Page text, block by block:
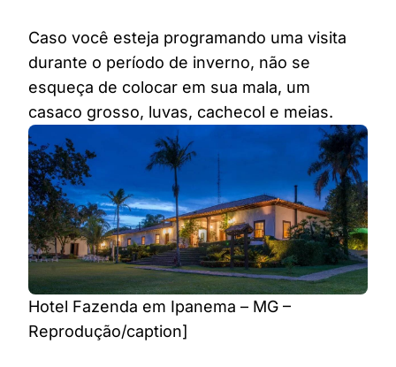
Caso você esteja programando uma visita
durante o período de inverno, não se
esqueça de colocar em sua mala, um
casaco grosso, luvas, cachecol e meias.
Hotel Fazenda em Ipanema – MG –
Reprodução/caption]